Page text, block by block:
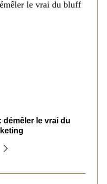
démêler le vrai du